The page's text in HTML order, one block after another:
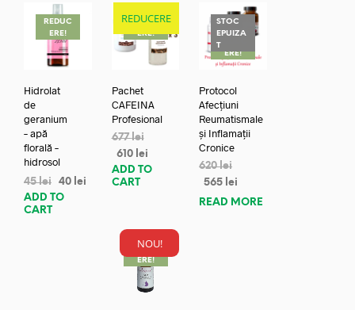
REDUC
ERE!
Hidrolat
de
geranium
– apă
florală –
hidrosol
45lei 40 lei
ADD TO
CART
REDUCERE
REDUC
ERE!
Pachet
CAFEINA
Profesional
677lei
610 lei
ADD TO
CART
STOC
EPUIZA
TREDUC
ERE!
Protocol
Afecțiuni
Reumatismale
și Inflamații
Cronice
620lei
565 lei
READ MORE
NOU!
REDUC
ERE!